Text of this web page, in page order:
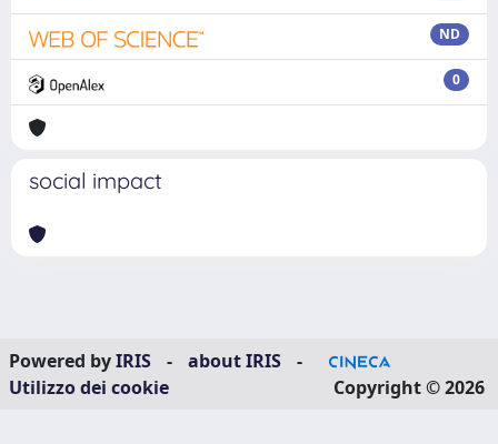
ND
0
social impact
Powered byIRIS - about IRIS
-
Utilizzo dei cookie
Copyright © 2026